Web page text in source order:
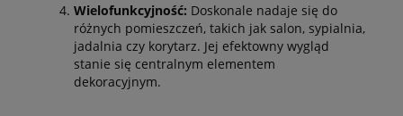
Wielofunkcyjność: Doskonale nadaje się do
różnych pomieszczeń, takich jak salon, sypialnia,
jadalnia czy korytarz. Jej efektowny wygląd
stanie się centralnym elementem
dekoracyjnym.